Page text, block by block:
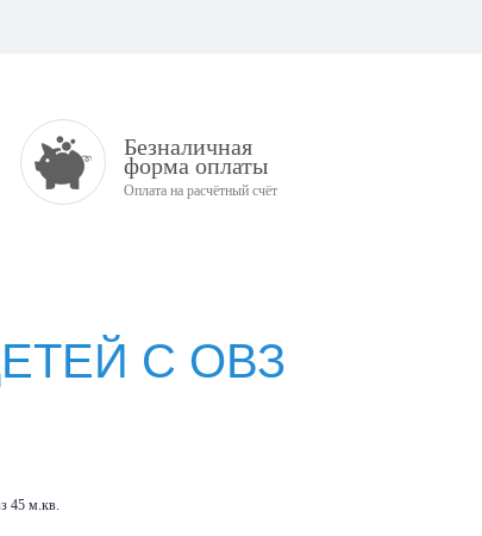
Безналичная
форма оплаты
Оплата на расчётный счёт
С ОВЗ
45 м.кв.